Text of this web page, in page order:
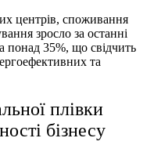
центрів, споживання
зросло за останні
понад 35%, що свідчить
та
плівки
бізнесу